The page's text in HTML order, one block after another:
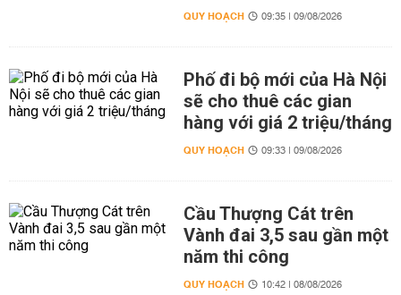
QUY HOẠCH 09:35 | 09/08/2026
Phố đi bộ mới của Hà Nội
sẽ cho thuê các gian
hàng với giá 2 triệu/tháng
QUY HOẠCH 09:33 | 09/08/2026
Cầu Thượng Cát trên
Vành đai 3,5 sau gần một
năm thi công
QUY HOẠCH 10:42 | 08/08/2026